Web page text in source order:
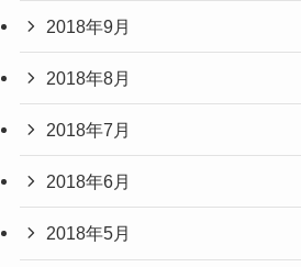
2018年9月
2018年8月
2018年7月
2018年6月
2018年5月